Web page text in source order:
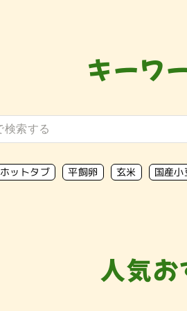
キーワ
ホットタブ 平飼卵 玄米 国産小
人気お